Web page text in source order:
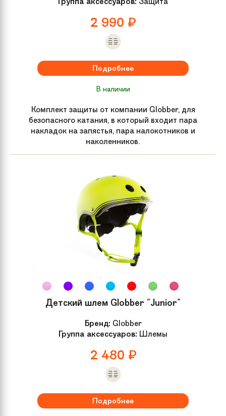
Алюминиевый сердечник
N/A
Жесткость колес
Рулевая колонка С интегрированными
подшипниками
барендами
2 990 ₽
Подробнее
В наличии
Комплект защиты от компании Globber, для
безопасного катания, в который входит пара
накладок на запястья, пара налокотников и
наколенников.
Детский шлем Globber "Junior"
Бренд: Globber
Группа аксессуаров: Шлемы
2 480 ₽
Подробнее